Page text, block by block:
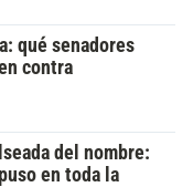
qué senadores
contra
del nombre:
en toda la